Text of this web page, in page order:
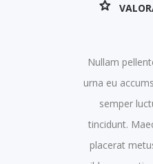
Nullam
urna eu
semper
tincidunt.
placerat